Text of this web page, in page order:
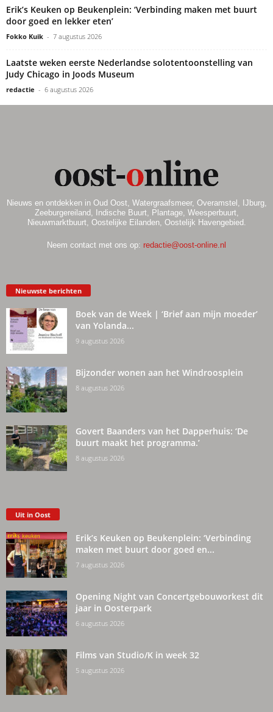
Erik’s Keuken op Beukenplein: ‘Verbinding maken met buurt
door goed en lekker eten’
Fokko Kuik - 7 augustus 2026
Laatste weken eerste Nederlandse solotentoonstelling van
Judy Chicago in Joods Museum
redactie - 6 augustus 2026
Nieuws en ontdekken in Oud Oost, Watergraafsmeer, Overamstel, IJburg,
Zeeburgereiland, Indische Buurt, Plantage, Weesperbuurt,
Nieuwmarktbuurt, Oostelijke Eilanden, Oostelijk Havengebied.
Neem contact met ons op: redactie@oost-online.nl
Nieuwste berichten
Boek van de Week | ‘Brief aan mijn moeder’
van Yolanda...
9 augustus 2026
Bijzonder wonen aan het Windroosplein
8 augustus 2026
Govert Baanders van het Dapperhuis: ‘De
buurt maakt het programma.’
8 augustus 2026
Uit in Oost
Erik’s Keuken op Beukenplein: ‘Verbinding
maken met buurt door goed en...
7 augustus 2026
Opening Night van Concertgebouworkest dit
jaar in Oosterpark
6 augustus 2026
Films van Studio/K in week 32
5 augustus 2026